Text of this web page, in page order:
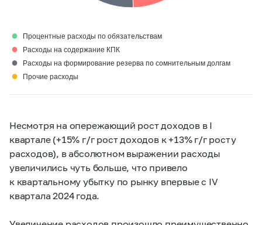
● Процентные расходы по обязательствам
● Расходы на содержание КПК
● Расходы на формирование резерва по сомнительным долгам
● Прочие расходы
Несмотря на опережающий рост доходов в I
квартале (+15% г/г рост доходов к +13% г/г росту
расходов), в абсолютном выражении расходы
увеличились чуть больше, что привело
к квартальному убытку по рынку впервые с IV
квартала 2024 года.